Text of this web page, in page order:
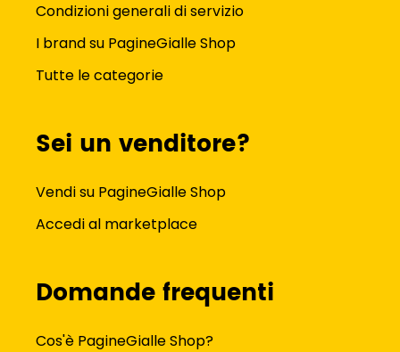
Condizioni generali di servizio
I brand su PagineGialle Shop
Tutte le categorie
Sei un venditore?
Vendi su PagineGialle Shop
Accedi al marketplace
Domande frequenti
Cos'è PagineGialle Shop?